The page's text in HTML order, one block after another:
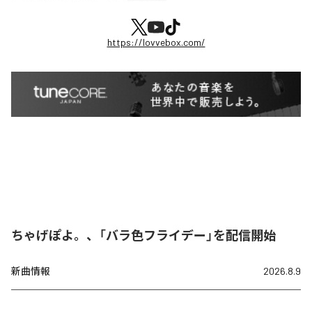
https://lovvebox.com/
ちゃげぽよ。、「バラ色フライデー」を配信開始
新曲情報 2026.8.9